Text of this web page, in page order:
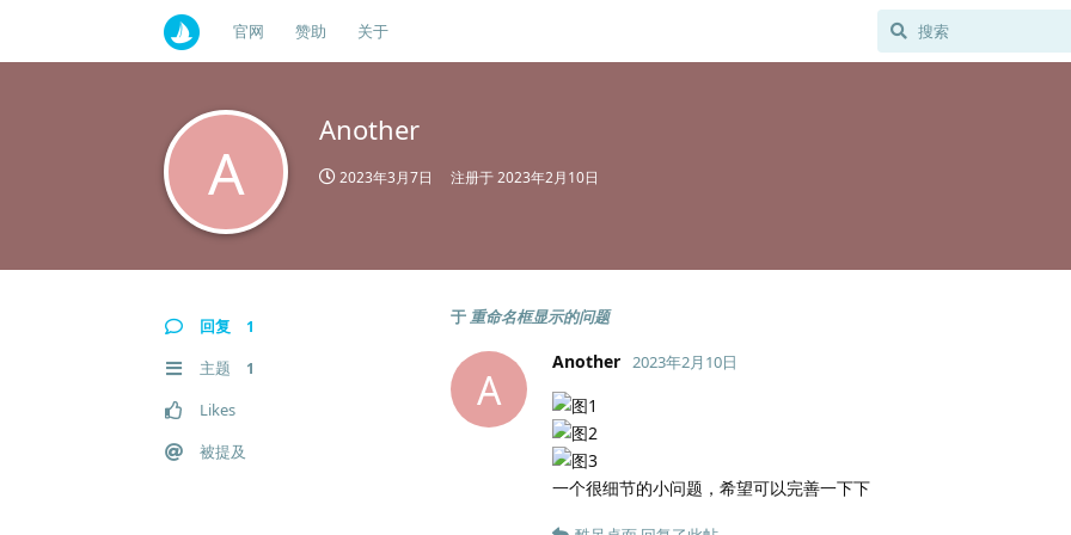
官网 赞助 关于
A
Another
2023年3月7日 注册于2023年2月10日
回复 1
主题 1
Likes
被提及
于重命名框显示的问题
A
Another 2023年2月10日
一个很细节的小问题，希望可以完善一下下